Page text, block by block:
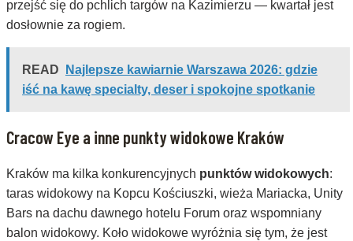
przejść się do pchlich targów na Kazimierzu — kwartał jest
dosłownie za rogiem.
READ
Najlepsze kawiarnie Warszawa 2026: gdzie
iść na kawę specialty, deser i spokojne spotkanie
Cracow Eye a inne punkty widokowe Kraków
Kraków ma kilka konkurencyjnych punktów widokowych:
taras widokowy na Kopcu Kościuszki, wieża Mariacka, Unity
Bars na dachu dawnego hotelu Forum oraz wspomniany
balon widokowy. Koło widokowe wyróżnia się tym, że jest